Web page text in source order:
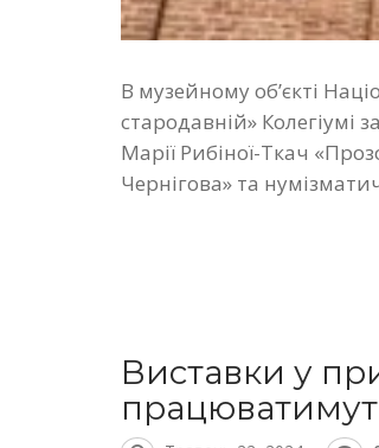
В музейному об’єкті
стародавній»
Марії Рибіної-Ткач
Чернігова» та
Виставки у